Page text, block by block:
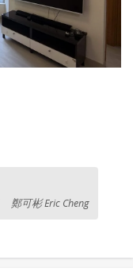
鄭可彬 Eric Cheng